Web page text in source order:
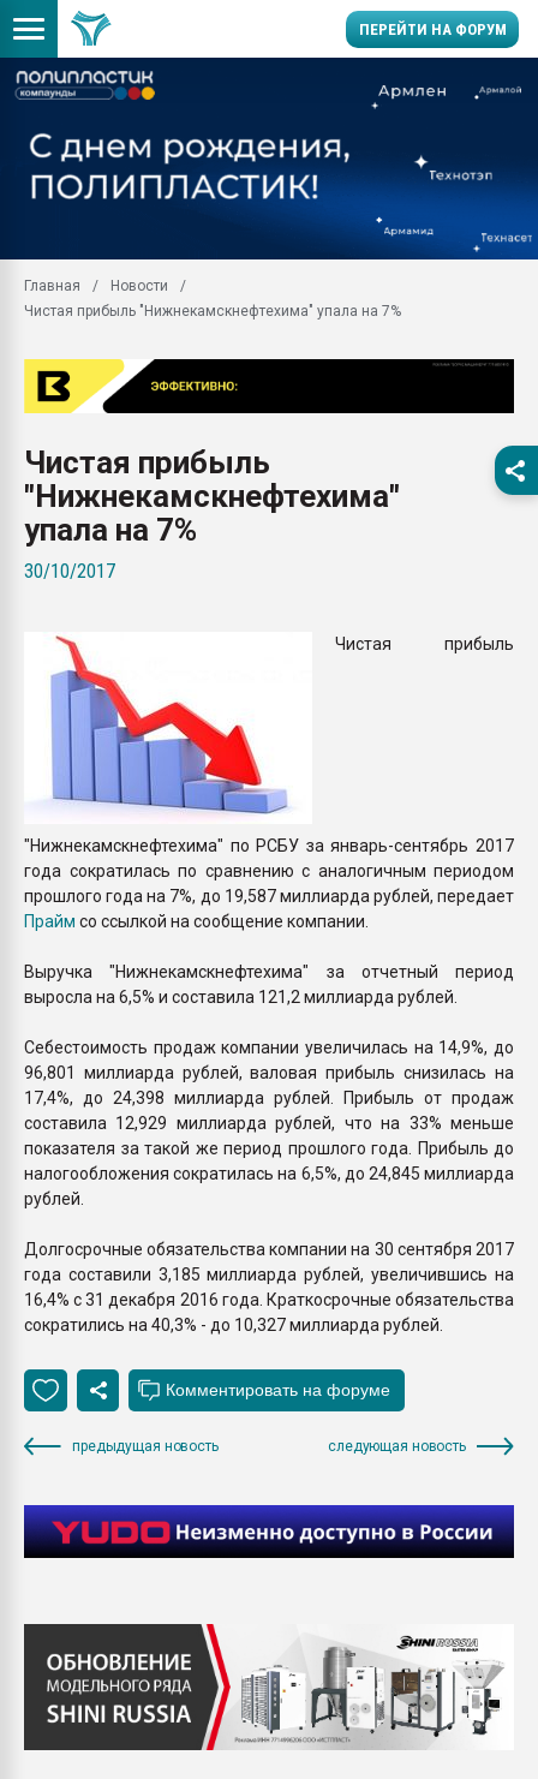
ПЕРЕЙТИ НА ФОРУМ
умельцы изготовили
Продажа готового
производство SPC
29.07.2026 ФРП помог
ближайшее
Подмосковье, Москва
Главная
Новости
Чистая прибыль "Нижнекамскнефтехима" упала на 7%
Чистая прибыль
"Нижнекамскнефтехима"
упала на 7%
30/10/2017
Чистая прибыль
"Нижнекамскнефтехима" по РСБУ за январь-сентябрь 2017
года сократилась по сравнению с аналогичным периодом
прошлого года на 7%, до 19,587 миллиарда рублей, передает
Прайм со ссылкой на сообщение компании.
Выручка "Нижнекамскнефтехима" за отчетный период
выросла на 6,5% и составила 121,2 миллиарда рублей.
Себестоимость продаж компании увеличилась на 14,9%, до
96,801 миллиарда рублей, валовая прибыль снизилась на
17,4%, до 24,398 миллиарда рублей. Прибыль от продаж
составила 12,929 миллиарда рублей, что на 33% меньше
показателя за такой же период прошлого года. Прибыль до
налогообложения сократилась на 6,5%, до 24,845 миллиарда
рублей.
Долгосрочные обязательства компании на 30 сентября 2017
года составили 3,185 миллиарда рублей, увеличившись на
16,4% с 31 декабря 2016 года. Краткосрочные обязательства
сократились на 40,3% - до 10,327 миллиарда рублей.
предыдущая новость следующая новость